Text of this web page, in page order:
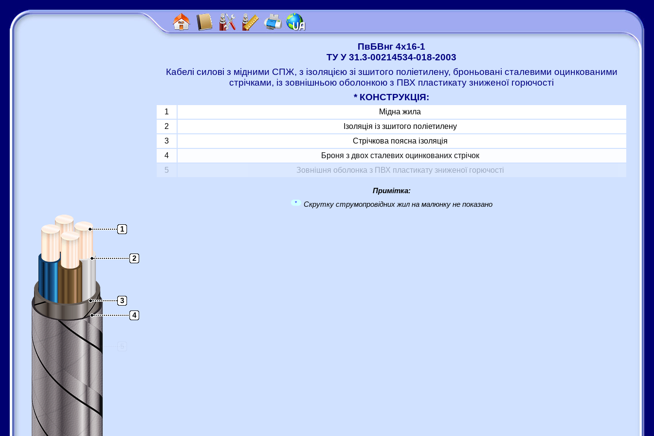
1
2
3
4
ПвБВнг 4x16-1
ТУ У 31.3-00214534-018-2003
Кабелі силові з мідними СПЖ, з ізоляцією зі зшитого поліетилену, броньовані сталевими оцинкованими
стрічками, із зовнішньою оболонкою з ПВХ пластикату зниженої горючості
* КОНСТРУКЦІЯ:
1
Мідна жила
2
Ізоляція із зшитого поліетилену
3
Стрічкова поясна ізоляція
4
Броня з двох сталевих оцинкованих стрічок
5
Зовнішня оболонка з ПВХ пластикату зниженої горючості
Примітка:
* Скрутку струмопровідних жил на малюнку не показано